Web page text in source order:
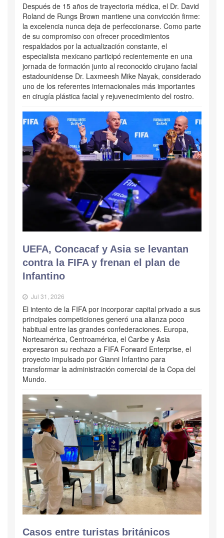
Después de 15 años de trayectoria médica, el Dr. David
Roland de Rungs Brown mantiene una convicción firme:
la excelencia nunca deja de perfeccionarse. Como parte
de su compromiso con ofrecer procedimientos
respaldados por la actualización constante, el
especialista mexicano participó recientemente en una
jornada de formación junto al reconocido cirujano facial
estadounidense Dr. Laxmeesh Mike Nayak, considerado
uno de los referentes internacionales más importantes
en cirugía plástica facial y rejuvenecimiento del rostro.
UEFA, Concacaf y Asia se levantan
contra la FIFA y frenan el plan de
Infantino
Jul 31, 2026
El intento de la FIFA por incorporar capital privado a sus
principales competiciones generó una alianza poco
habitual entre las grandes confederaciones. Europa,
Norteamérica, Centroamérica, el Caribe y Asia
expresaron su rechazo a FIFA Forward Enterprise, el
proyecto impulsado por Gianni Infantino para
transformar la administración comercial de la Copa del
Mundo.
Casos entre turistas británicos